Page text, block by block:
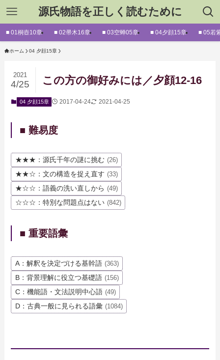
源氏物語を正しく読むために
■ 01桐壺10章 ■ 02帚木16章 ■ 03空蝉05章 ■ 04夕顔15章 ■ 05若
ホーム 04 夕顔15章
この方の御好みには／夕顔12-16
2021
4/25
04 夕顔15章 2017-04-24 2021-04-25
■ 難易度
★★★：源氏千年の謎に挑む (26)
★★☆：文の構造を捉え直す (33)
★☆☆：語義の洗い直しから (49)
☆☆☆：特別な問題点はない (842)
■ 重要語彙
A：解釈を決定づける基幹語 (363)
B：背景理解に役立つ基礎語 (156)
C：機能語・文法説明中心語 (49)
D：古典一般に見られる語彙 (1084)